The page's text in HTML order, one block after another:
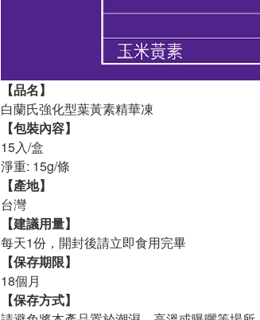
【品名】
白蘭氏強化型葉黃素精華凍
【包裝內容】
15入/盒
淨重: 15g/條
【產地】
台灣
【建議用量】
每天1份，開封後請立即食用完畢
【保存期限】
18個月
【保存方式】